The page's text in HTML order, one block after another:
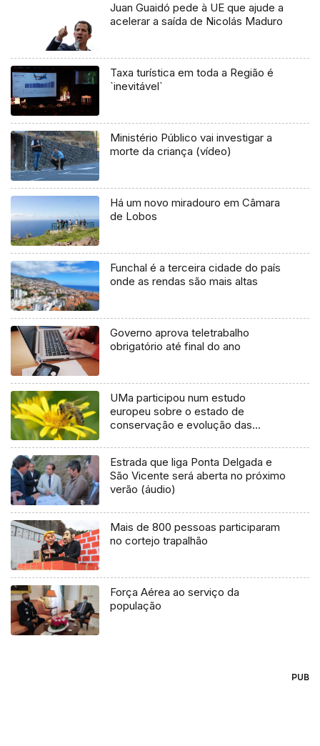
Juan Guaidó pede à UE que ajude a
acelerar a saída de Nicolás Maduro
Taxa turística em toda a Região é
`inevitável`
Ministério Público vai investigar a
morte da criança (vídeo)
Há um novo miradouro em Câmara
de Lobos
Funchal é a terceira cidade do país
onde as rendas são mais altas
Governo aprova teletrabalho
obrigatório até final do ano
UMa participou num estudo
europeu sobre o estado de
conservação e evolução das
Estrada que liga Ponta Delgada e
São Vicente será aberta no próximo
verão (áudio)
Mais de 800 pessoas participaram
no cortejo trapalhão
Força Aérea ao serviço da
população
PUB